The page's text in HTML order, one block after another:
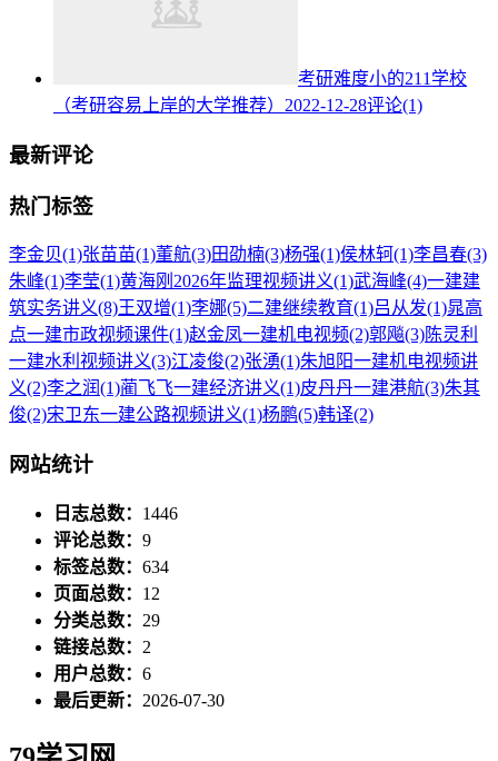
考研难度小的211学校
（考研容易上岸的大学推荐） 2022-12-28评论(1)
最新评论
热门标签
李金贝(1)张苗苗(1)董航(3)田劭楠(3)杨强(1)侯林轲(1)李昌春(3)
朱峰(1)李莹(1)黄海刚2026年监理视频讲义(1)武海峰(4)一建建
筑实务讲义(8)王双增(1)李娜(5)二建继续教育(1)吕从发(1)晁高
点一建市政视频课件(1)赵金凤一建机电视频(2)郭飚(3)陈灵利
一建水利视频讲义(3)江凌俊(2)张湧(1)朱旭阳一建机电视频讲
义(2)李之润(1)蔺飞飞一建经济讲义(1)皮丹丹一建港航(3)朱其
俊(2)宋卫东一建公路视频讲义(1)杨鹏(5)韩译(2)
网站统计
日志总数： 1446
评论总数： 9
标签总数： 634
页面总数： 12
分类总数： 29
链接总数： 2
用户总数： 6
最后更新： 2026-07-30